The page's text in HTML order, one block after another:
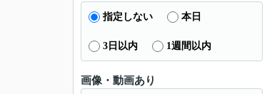
指定しない 本日
3日以内 1週間以内
画像・動画あり